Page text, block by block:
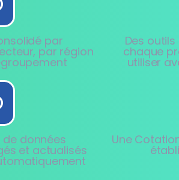
par
par région
Des
chaque
utiliser
de données
et actualisés
Une